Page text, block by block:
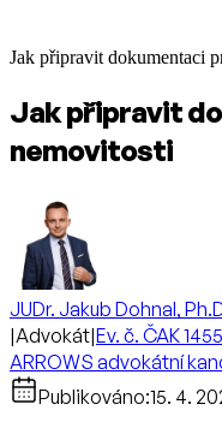
Jak připravit dokumentaci
Jak připravit
nemovitosti
JUDr. Jakub Dohnal,
|Advokát|Ev. č. ČAK
ARROWS advokátní
Publikováno:15. 4.